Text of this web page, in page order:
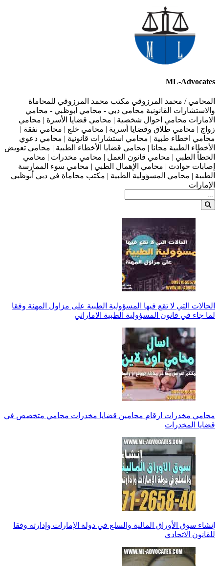
ML-Advocates
المحامي / محمد المرزوقي مكتب محمد المرزوقي للمحاماة
والاستشارات القانونية محامي دبي - محامي ابوظبي - محامي
الامارات محامي احوال شخصية | محامي قضايا الأسرة | محامي
زواج | محامي طلاق وقضايا أسرية | محامي خلع | محامي نفقة |
محامي اخطاء طبية | محامي استشارات قانونية | محامي دعوي
الأخطاء الطبية مجانا | محامي قضايا الأخطاء الطبية | محامي تعويض
الخطأ الطبي | محامي قانون العمل | محامي مخدرات | محامي
إصابات حوادث | محامي الإهمال الطبي | محامي سوء الممارسة
الطبية | محامي المسؤولية الطبية | مكتب محاماة في دبي أبوظبي
الإمارات
الحالات التي لا تقع فيها المسؤولية الطبية على مزاول المهنة وفقا
لما جاء في قانون المسؤولية الطبية الاماراتي
محامي مخدرات ارقام محامين قضايا مخدرات محامي متخصص في
قضايا المخدرات
إنشاء سوق الأوراق المالية والسلع في دولة الإمارات وإدارته وفقا
للقانون الاتحادي